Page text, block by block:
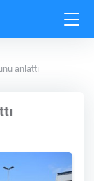
anlattı